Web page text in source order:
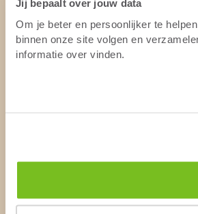
Jij bepaalt over jouw data
Om je beter en persoonlijker te
binnen onze site volgen en
informatie over vinden.